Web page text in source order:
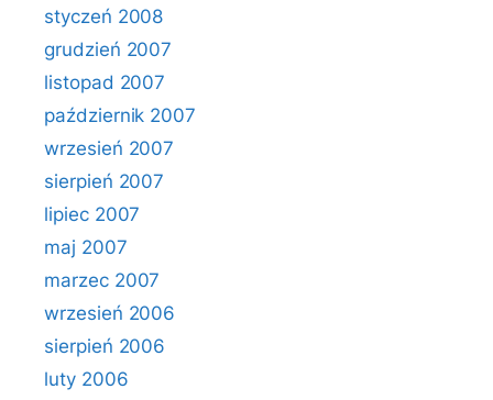
styczeń 2008
grudzień 2007
listopad 2007
październik 2007
wrzesień 2007
sierpień 2007
lipiec 2007
maj 2007
marzec 2007
wrzesień 2006
sierpień 2006
luty 2006